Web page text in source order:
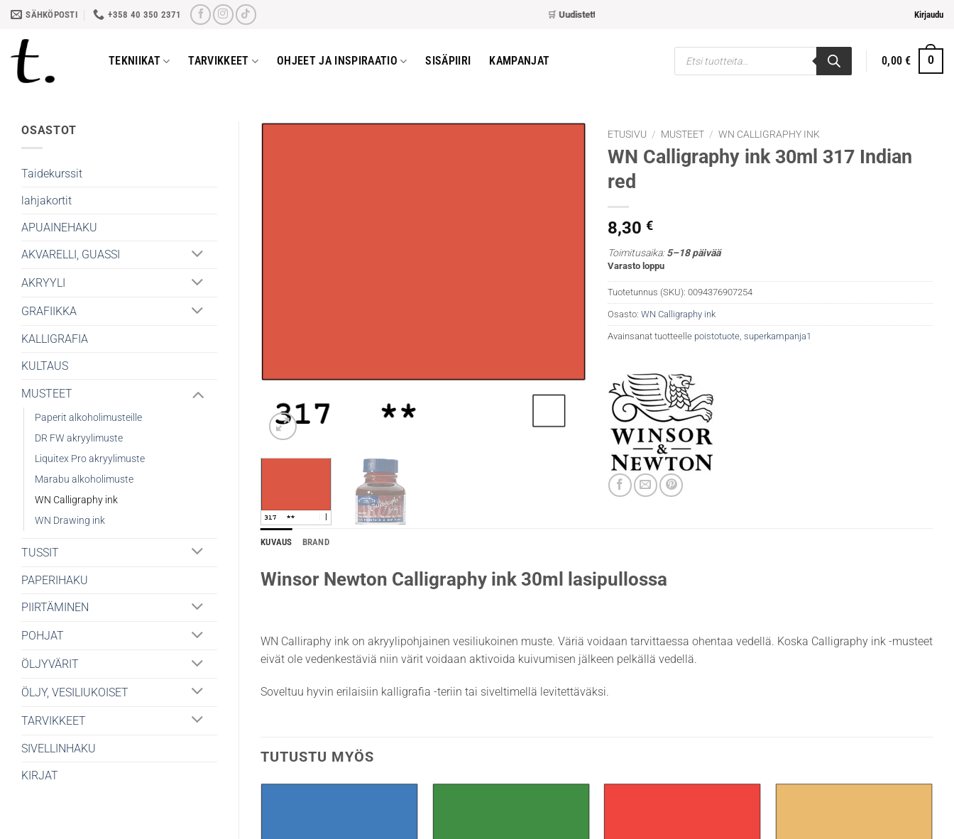
Skip
content
SÄHKÖPOSTI +358 40 350 2371 Uudistettu kassa Kirjaudu
TEKNIIKAT TARVIKKEET OHJEET JA INSPIRAATIO SISÄPIIRI KAMPANJAT
Products
search
0,00€ 0
OSASTOT
Taidekurssit
lahjakortit
APUAINEHAKU
AKVARELLI, GUASSI
AKRYYLI
GRAFIIKKA
KALLIGRAFIA
KULTAUS
MUSTEET
Paperit alkoholimusteille
DR FW akryylimuste
Liquitex Pro akryylimuste
Marabu alkoholimuste
WN Calligraphy ink
WN Drawing ink
TUSSIT
PAPERIHAKU
PIIRTÄMINEN
POHJAT
ÖLJYVÄRIT
ÖLJY, VESILIUKOISET
TARVIKKEET
SIVELLINHAKU
KIRJAT
ETUSIVU / MUSTEET / WN CALLIGRAPHY INK
WN Calligraphy ink 30ml 317 Indian
red
8,30 €
Toimitusaika:5–18 päivää
Varasto loppu
Tuotetunnus (SKU): 0094376907254
Osasto: WN Calligraphy ink
Avainsanat tuotteelle poistotuote, superkampanja1
KUVAUS BRAND
Winsor Newton Calligraphy ink 30ml lasipullossa
WN Calliraphy ink on akryylipohjainen vesiliukoinen muste. Väriä voidaan tarvittaessa ohentaa vedellä. Koska Calligraphy ink -musteet
eivät ole vedenkestäviä niin värit voidaan aktivoida kuivumisen jälkeen pelkällä vedellä.
Soveltuu hyvin erilaisiin kalligrafia -teriin tai siveltimellä levitettäväksi.
TUTUSTU MYÖS